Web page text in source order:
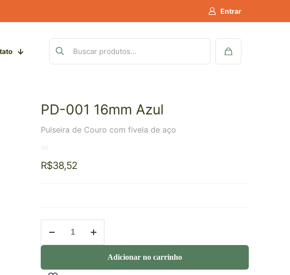
Entrar
PD-001 16mm Azul
Pulseira de Couro com fivela de aço
R$38,52
Adicionar no carrinho